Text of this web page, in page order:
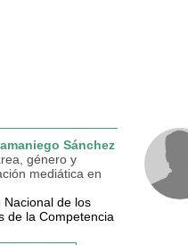
Sánchez
género y
mediática en
Nacional de los
de la Competencia